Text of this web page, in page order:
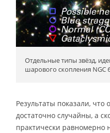
Отдельные типы звёзд,
шарового скопления NGC
Результаты показали, что
достаточно случайны, а
практически равномерно